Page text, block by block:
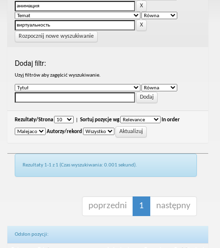
Rozpocznij nowe wyszukiwanie
Dodaj filtr:
Uzyj filtrów aby zagęścić wyszukiwanie.
Rezultaty/Strona Sortuj pozycje wg In order
Autorzy/rekord
Rezultaty 1-1 z 1 (Czas wyszukiwania: 0.001 sekund).
poprzedni 1 następny
Odsłon pozycji: